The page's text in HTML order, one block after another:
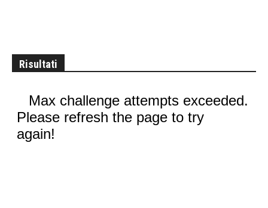
Risultati